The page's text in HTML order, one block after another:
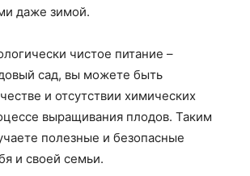
даже зимой.
чистое питание –
сад, вы можете быть
и отсутствии химических
выращивания плодов. Таким
полезные и безопасные
и своей семьи.